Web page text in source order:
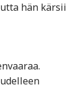
hän kärsii